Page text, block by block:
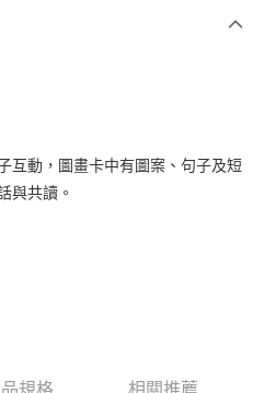
互動，圖畫卡中有圖案、句子及短
與共讀。
規格 相關推薦